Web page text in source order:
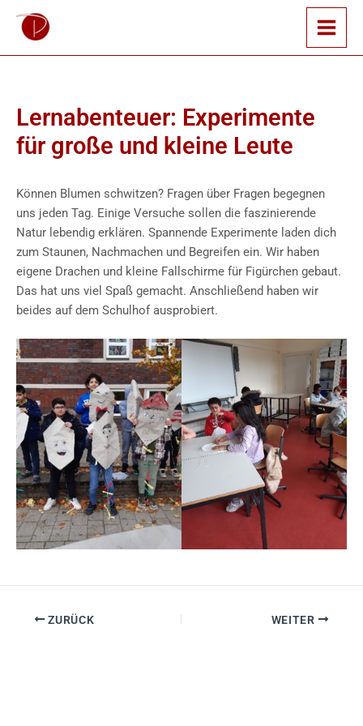
Inhalt
Lernabenteuer: Experimente
für große und kleine Leute
Können Blumen schwitzen? Fragen über Fragen begegnen
uns jeden Tag. Einige Versuche sollen die faszinierende
Natur lebendig erklären. Spannende Experimente laden dich
zum Staunen, Nachmachen und Begreifen ein. Wir haben
eigene Drachen und kleine Fallschirme für Figürchen gebaut.
Das hat uns viel Spaß gemacht. Anschließend haben wir
beides auf dem Schulhof ausprobiert.
ZURÜCK WEITER